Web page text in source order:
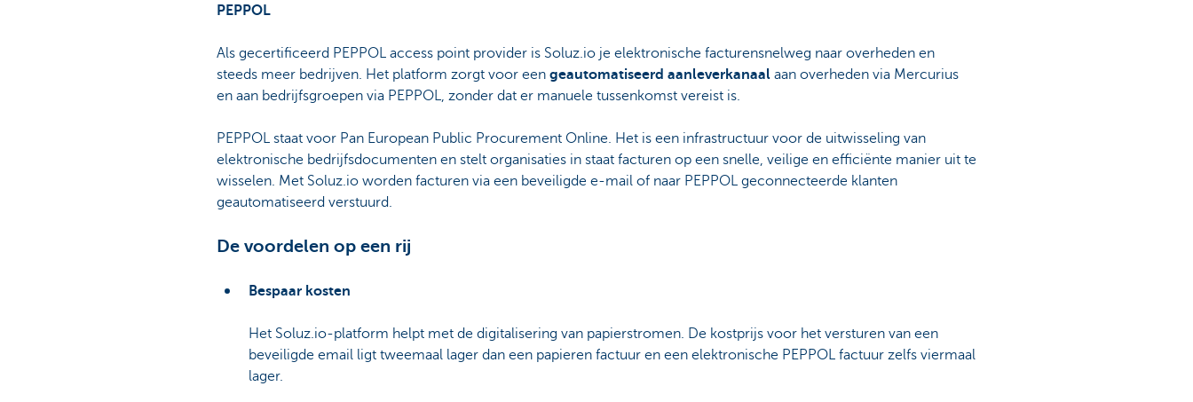
PEPPOL
Als gecertificeerd PEPPOL access point provider is Soluz.io je elektronische facturensnelweg naar overheden en
steeds meer bedrijven. Het platform zorgt voor een geautomatiseerd aanleverkanaal aan overheden via Mercurius
en aan bedrijfsgroepen via PEPPOL, zonder dat er manuele tussenkomst vereist is.
PEPPOL staat voor Pan European Public Procurement Online. Het is een infrastructuur voor de uitwisseling van
elektronische bedrijfsdocumenten en stelt organisaties in staat facturen op een snelle, veilige en efficiënte manier uit te
wisselen. Met Soluz.io worden facturen via een beveiligde e-mail of naar PEPPOL geconnecteerde klanten
geautomatiseerd verstuurd.
De voordelen op een rij
Bespaar kosten
Het Soluz.io-platform helpt met de digitalisering van papierstromen. De kostprijs voor het versturen van een
beveiligde email ligt tweemaal lager dan een papieren factuur en een elektronische PEPPOL factuur zelfs viermaal
lager.